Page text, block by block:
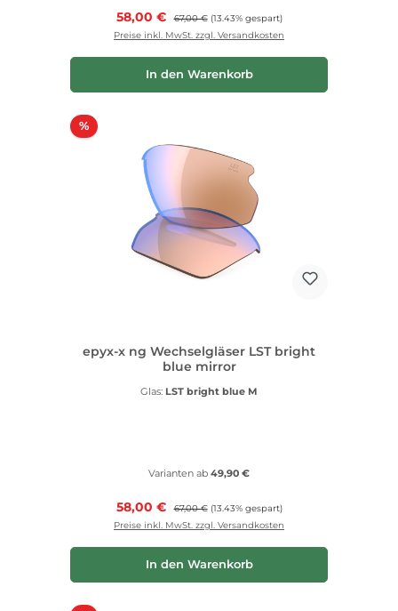
Verkaufspreis:
58,00 € Regulärer Preis:
67,00 € (13.43% gespart)
Preise inkl. MwSt. zzgl. Versandkosten
In den Warenkorb
%Rabatt
epyx-x ng Wechselgläser LST bright
blue mirror
Glas: LST bright blue M
Varianten ab 49,90 €
Verkaufspreis:
58,00 € Regulärer Preis:
67,00 € (13.43% gespart)
Preise inkl. MwSt. zzgl. Versandkosten
In den Warenkorb